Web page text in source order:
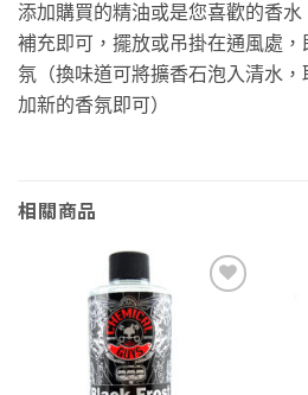
添加購買的精油或是您喜歡的香
補充即可，擺放或吊掛在通風處，
氛（換味道可將擴香石泡入清水
加新的香氛即可）
相關商品